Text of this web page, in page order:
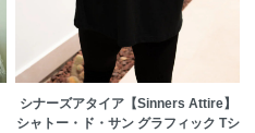
シナーズアタイア【Sinners Attire】
シャトー・ド・サン グラフィック Tシ